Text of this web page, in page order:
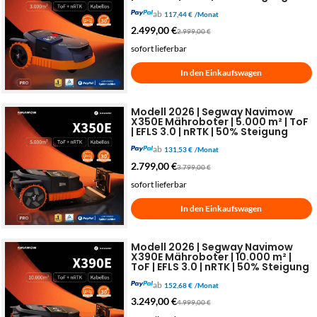
ab 117,44 € /Monat
2.499,00€2.999,00€
sofort lieferbar
In den Einkaufswagen
Modell 2026 | Segway Navimow
X350E Mähroboter | 5.000 m² | ToF
| EFLS 3.0 | nRTK | 50% Steigung
ab 131,53 € /Monat
2.799,00€3.799,00€
sofort lieferbar
In den Einkaufswagen
Modell 2026 | Segway Navimow
X390E Mähroboter | 10.000 m² |
ToF | EFLS 3.0 | nRTK | 50% Steigung
ab 152,68 € /Monat
3.249,00€4.999,00€